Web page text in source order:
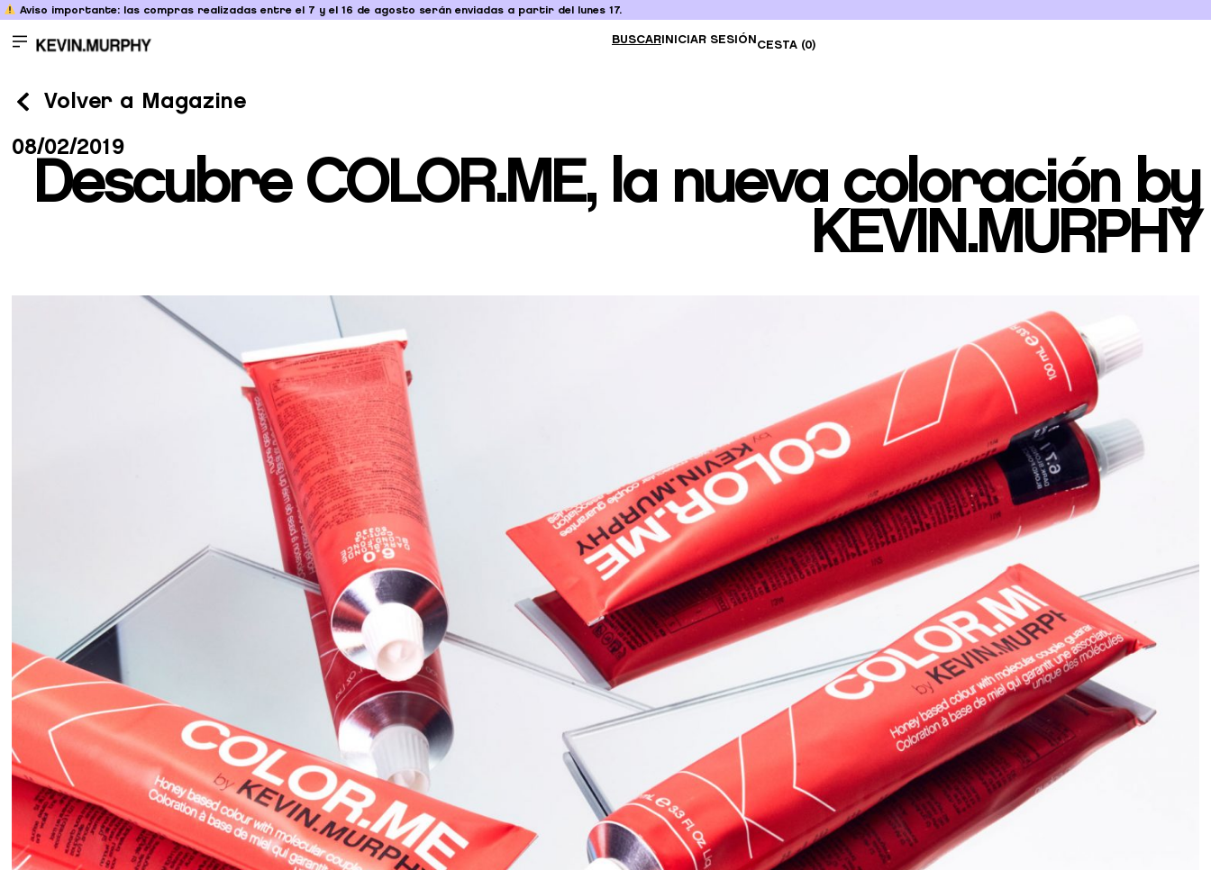
Aviso importante: las compras realizadas entre el 7 y el 16 de agosto serán enviadas a partir del lunes 17.
BUSCAR INICIAR SESIÓN CESTA (0)
Volver a Magazine
08/02/2019
Descubre COLOR.ME, la nueva coloración by
KEVIN.MURPHY